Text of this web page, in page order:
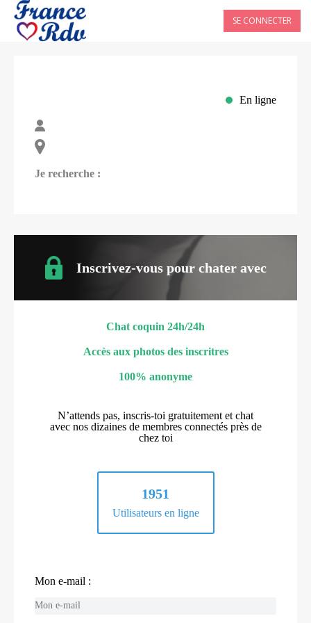
SE CONNECTER
En ligne
Je recherche :
Inscrivez-vous pour chater avec
Chat coquin 24h/24h
Accès aux photos des inscritres
100% anonyme
N’attends pas, inscris-toi gratuitement et chat
avec nos dizaines de membres connectés près de
chez toi
1951
Utilisateurs en ligne
Mon e-mail :